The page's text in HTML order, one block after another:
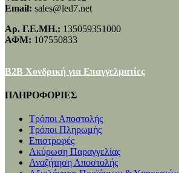
Email: sales@led7.net
Αρ. Γ.Ε.ΜΗ.: 135059351000
ΑΦΜ: 107550833
B2B Χονδρική για Επαγγελματίες
ΠΛΗΡΟΦΟΡΙΕΣ
Τρόποι Αποστολής
Τρόποι Πληρωμής
Επιστροφές
Ακύρωση Παραγγελίας
Αναζήτηση Αποστολής